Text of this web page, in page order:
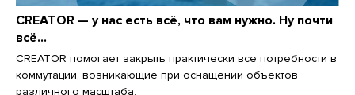
CREATOR — у нас есть всё, что вам нужно. Ну почти
всё…
CREATOR помогает закрыть практически все потребности в
коммутации, возникающие при оснащении объектов
различного масштаба.